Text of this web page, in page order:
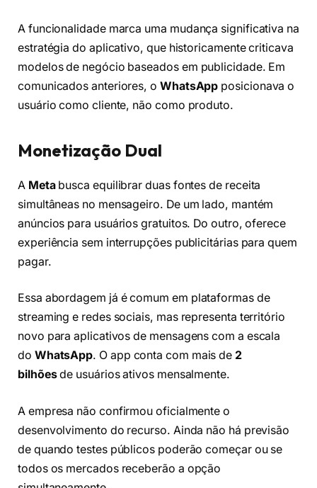
A funcionalidade marca uma mudança significativa na
estratégia do aplicativo, que historicamente criticava
modelos de negócio baseados em publicidade. Em
comunicados anteriores, o WhatsApp posicionava o
usuário como cliente, não como produto.
Monetização Dual
A Metabusca equilibrar duas fontes de receita
simultâneas no mensageiro. De um lado, mantém
anúncios para usuários gratuitos. Do outro, oferece
experiência sem interrupções publicitárias para quem
pagar.
Essa abordagem já é comum em plataformas de
streaming e redes sociais, mas representa território
novo para aplicativos de mensagens com a escala
do WhatsApp. O app conta com mais de 2
bilhõesde usuários ativos mensalmente.
A empresa não confirmou oficialmente o
desenvolvimento do recurso. Ainda não há previsão
de quando testes públicos poderão começar ou se
todos os mercados receberão a opção